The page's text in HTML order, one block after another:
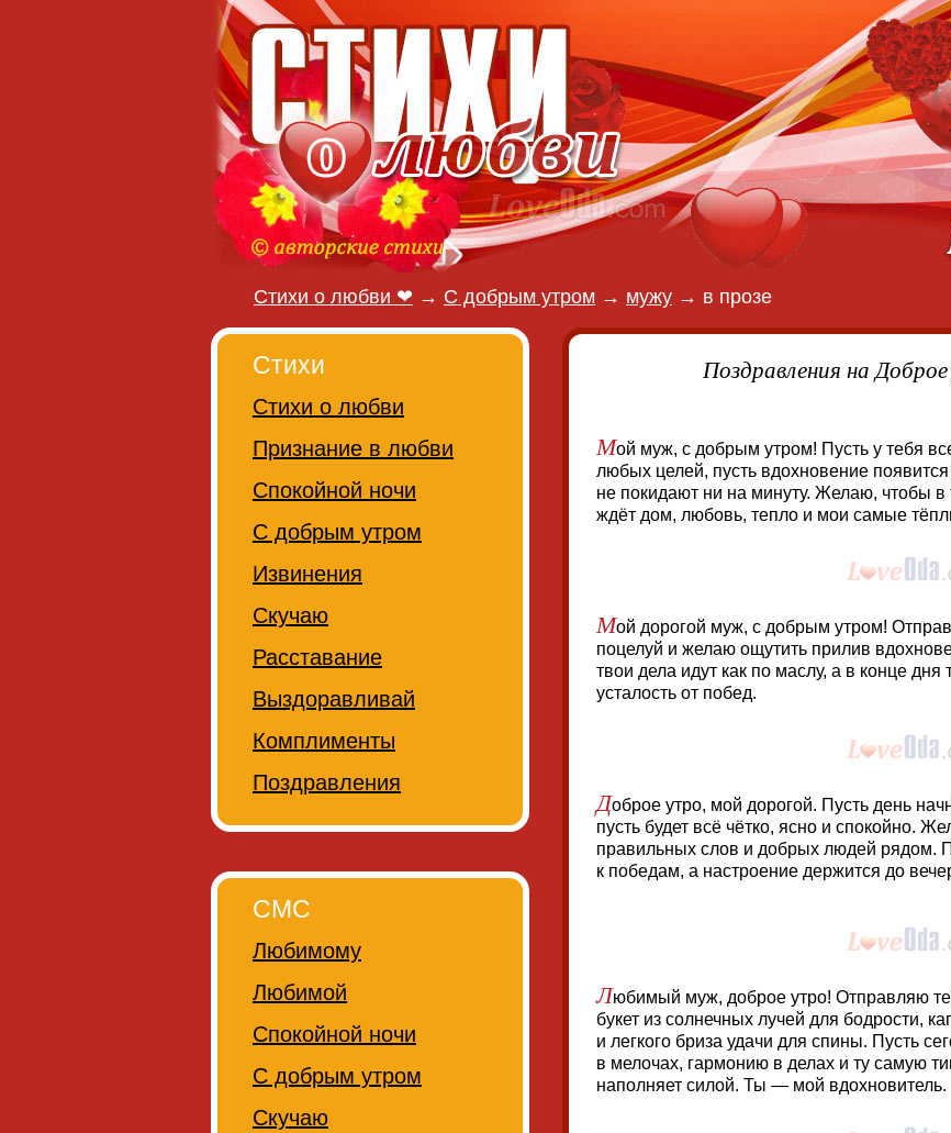
Стихи о любви ❤ → С добрым утром → мужу → в прозе
Поздравления на
Мой муж, с добрым утром! Пусть у тебя
любых целей, пусть вдохновение
не покидают ни на минуту. Желаю, чтобы в
ждёт дом, любовь, тепло и мои самые
Мой дорогой муж, с добрым утром!
поцелуй и желаю ощутить прилив
твои дела идут как по маслу, а в конце
усталость от побед.
Доброе утро, мой дорогой. Пусть день
пусть будет всё чётко, ясно и спокойно.
правильных слов и добрых людей рядом.
к победам, а настроение держится до
Любимый муж, доброе утро! Отправляю
букет из солнечных лучей для бодрости,
и легкого бриза удачи для спины. Пусть
в мелочах, гармонию в делах и ту самую
наполняет силой. Ты — мой вдохновитель.
Стихи
Стихи о любви
Признание в любви
Спокойной ночи
С добрым утром
Извинения
Скучаю
Расставание
Выздоравливай
Комплименты
Поздравления
СМС
Любимому
Любимой
Спокойной ночи
С добрым утром
Скучаю